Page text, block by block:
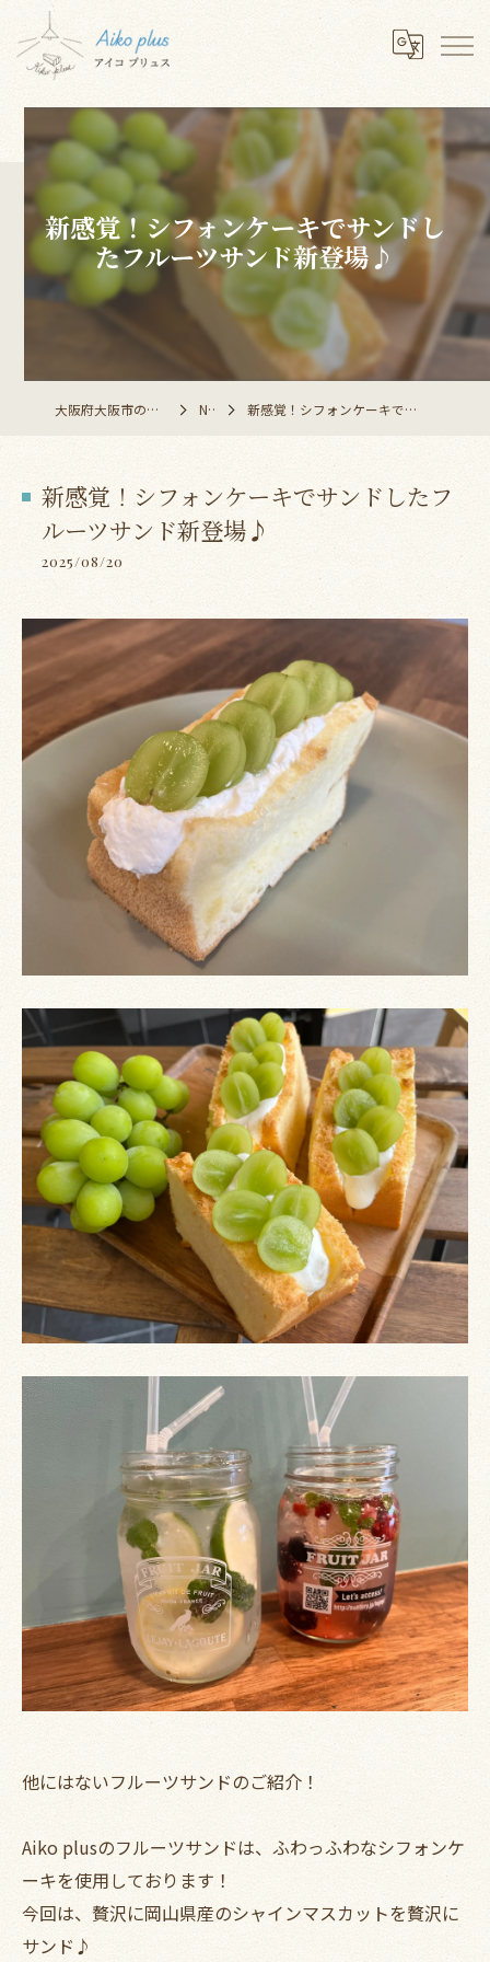
新感覚！シフォンケーキでサンドし
たフルーツサンド新登場♪
大阪府大阪市のレストランならAiko plus NEWS 新感覚！シフォンケーキでサンドしたフルーツサンド新登場♪
新感覚！シフォンケーキでサンドしたフ
ルーツサンド新登場♪
2025/08/20
他にはないフルーツサンドのご紹介！
Aiko plusのフルーツサンドは、ふわっふわなシフォンケ
ーキを使用しております！
今回は、贅沢に岡山県産のシャインマスカットを贅沢に
サンド♪